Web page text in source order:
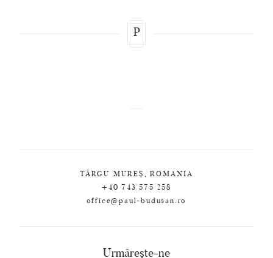
P
TÂRGU MUREȘ, ROMANIA
+40 743 575 258
office@paul-budusan.ro
Urmărește-ne